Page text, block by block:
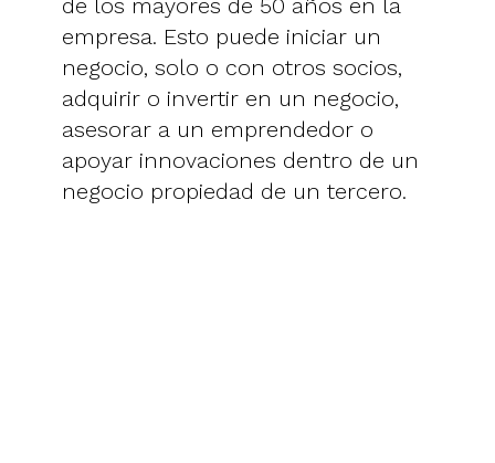
de los mayores de 50 años en la
empresa. Esto puede iniciar un
negocio, solo o con otros socios,
adquirir o invertir en un negocio,
asesorar a un emprendedor o
apoyar innovaciones dentro de un
negocio propiedad de un tercero.